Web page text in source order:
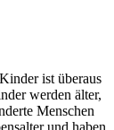
ist überaus
werden älter,
Menschen
und haben